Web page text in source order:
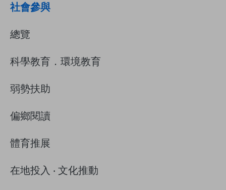
社會參與
總覽
科學教育．環境教育
弱勢扶助
偏鄉閱讀
體育推展
在地投入 ‧ 文化推動